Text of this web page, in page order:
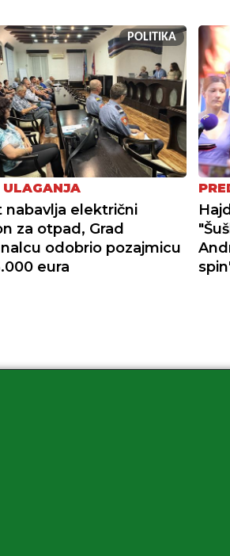
POLITIKA
ULAGANJA
nabavlja električni
za otpad, Grad
odobrio pozajmicu
eura